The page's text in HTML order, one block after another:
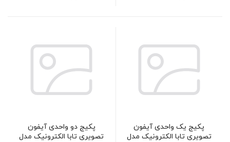
پکیج یک واحدی آیفون
تصویری تابا الکترونیک مدل
پکیج دو واحدی آیفون
تصویری تابا الکترونیک مدل